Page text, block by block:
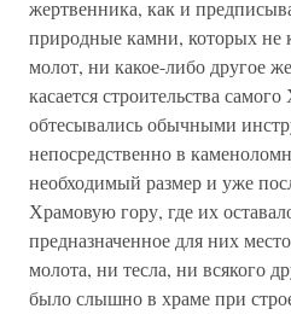
жертвенника, как и
природные камни, которых не
молот, ни какое-либо другое
касается строительства
обтесывались обычными
непосредственно в
необходимый размер и уже
Храмовую гору, где их
предназначенное для них
молота, ни тесла, ни всякого
было слышно в храме при